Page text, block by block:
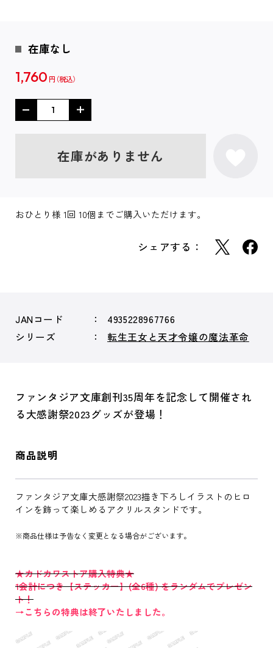
在庫なし
1,760 円
在庫がありません
おひとり様 1回 10個までご購入いただけます。
シェアする：
JANコード
4935228967766
シリーズ
転生王女と天才令嬢の魔法革命
ファンタジア文庫創刊35周年を記念して開催され
る大感謝祭2023グッズが登場！
商品説明
ファンタジア文庫大感謝祭2023描き下ろしイラストのヒロ
インを飾って楽しめるアクリルスタンドです。
※商品仕様は予告なく変更となる場合がございます。
★カドカワストア購入特典★
1会計につき【ステッカー】(全6種) をランダムでプレゼン
ト！
→こちらの特典は終了いたしました。